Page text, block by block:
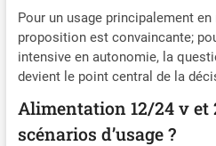
20
non
Pour un usage principalement
proposition est convaincante;
intensive en autonomie, la
devient le point central de la
Alimentation 12/24 v et
scénarios d’usage ?